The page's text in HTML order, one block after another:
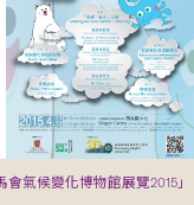
會氣候變化博物館展覽2015」